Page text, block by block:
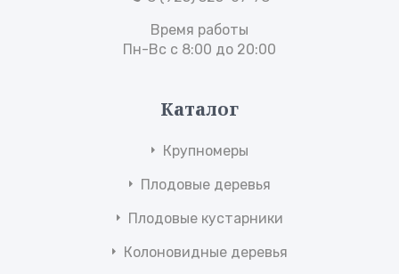
Время работы
Пн-Вс с 8:00 до 20:00
Каталог
Крупномеры
Плодовые деревья
Плодовые кустарники
Колоновидные деревья